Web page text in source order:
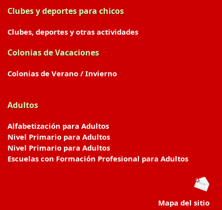
Clubes y deportes para chicos
Clubes, deportes y otras actividades
Colonias de Vacaciones
Colonias de Verano / Invierno
Adultos
Alfabetización para Adultos
Nivel Primario para Adultos
Nivel Primario para Adultos
Escuelas con Formación Profesional para Adultos
Mapa del sitio